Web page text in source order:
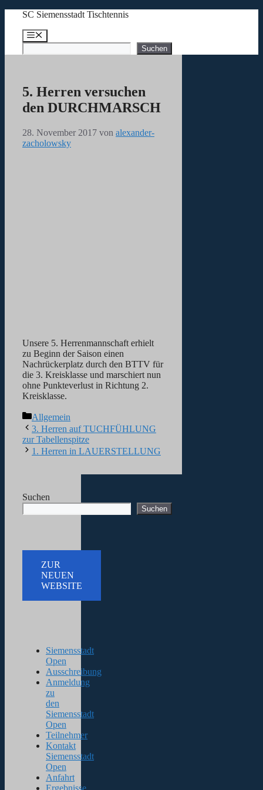
springen
SC Siemensstadt Tischtennis
Menü
Suchen Suchen
5. Herren versuchen
den DURCHMARSCH
28. November 2017 von alexander-
zacholowsky
Unsere 5. Herrenmannschaft erhielt
zu Beginn der Saison einen
Nachrückerplatz durch den BTTV für
die 3. Kreisklasse und marschiert nun
ohne Punkteverlust in Richtung 2.
Kreisklasse.
Kategorien
Allgemein
3. Herren auf TUCHFÜHLUNG
zur Tabellenspitze
1. Herren in LAUERSTELLUNG
Suchen
Suchen
ZUR
NEUEN
WEBSITE
Siemensstadt
Open
Ausschreibung
Anmeldung
zu
den
Siemensstadt
Open
Teilnehmer
Kontakt
Siemensstadt
Open
Anfahrt